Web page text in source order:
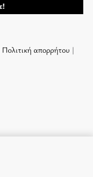
Πολιτική απορρήτου |